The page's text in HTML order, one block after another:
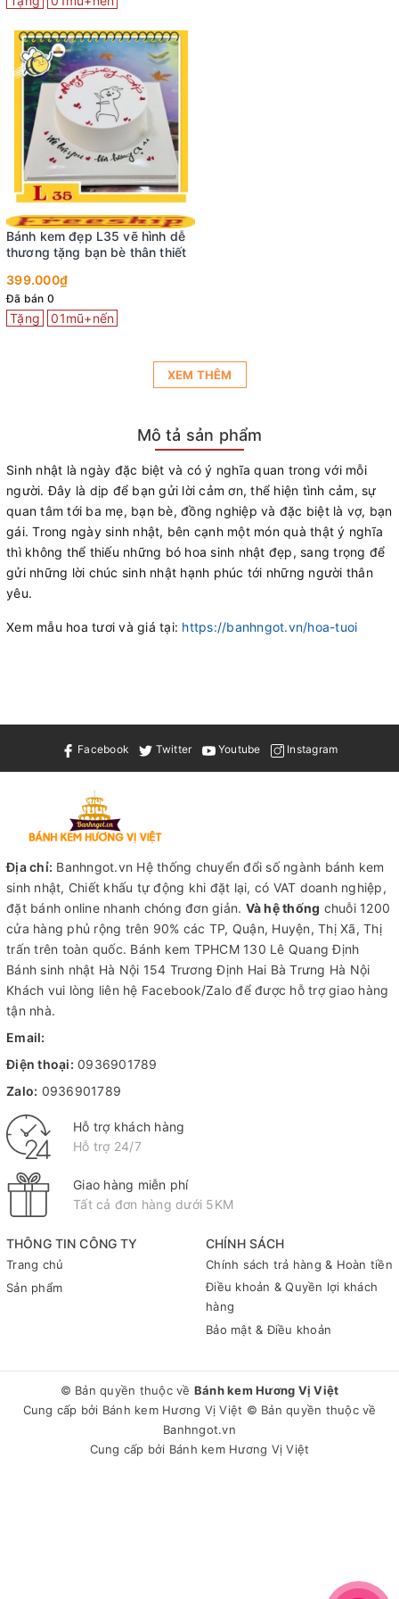
Bánh kem đẹp L35 vẽ hình dễ
thương tặng bạn bè thân thiết
399.000₫
Đã bán 0
Tặng 01mũ+nến
XEM THÊM
Mô tả sản phẩm
Sinh nhật là ngày đặc biệt và có ý nghĩa quan trong với mỗi
người. Đây là dịp để bạn gửi lời cảm ơn, thể hiện tình cảm, sự
quan tâm tới ba mẹ, bạn bè, đồng nghiệp và đặc biệt là vợ, bạn
gái. Trong ngày sinh nhật, bên cạnh một món quà thật ý nghĩa
thì không thể thiếu những bó hoa sinh nhật đẹp, sang trọng để
gửi những lời chúc sinh nhật hạnh phúc tới những người thân
yêu.
Xem mẫu hoa tươi và giá tại: https://banhngot.vn/hoa-tuoi
Facebook Twitter Youtube Instagram
THÔNG TIN CÔNG TY
Trang chủ
Sản phẩm
CHÍNH SÁCH
Chính sách trả hàng & Hoàn tiền
Điều khoản & Quyền lợi khách
hàng
Bảo mật & Điều khoản
Địa chỉ: Banhngot.vn Hệ thống chuyển đổi số ngành bánh kem
sinh nhật, Chiết khấu tự động khi đặt lại, có VAT doanh nghiệp,
đặt bánh online nhanh chóng đơn giản. Và hệ thống chuỗi 1200
cửa hàng phủ rộng trên 90% các TP, Quận, Huyện, Thị Xã, Thị
trấn trên toàn quốc. Bánh kem TPHCM130 Lê Quang Định
Bánh sinh nhật Hà Nội 154 Trương Định Hai Bà Trưng Hà Nội
Khách vui lòng liên hệ Facebook/Zalo để được hỗ trợ giao hàng
tận nhà.
Email:
Điện thoại: 0936901789
Zalo: 0936901789
Hỗ trợ khách hàng
Hỗ trợ 24/7
Giao hàng miễn phí
Tất cả đơn hàng dưới 5KM
© Bản quyền thuộc về Bánh kem Hương Vị Việt
Cung cấp bởi Bánh kem Hương Vị Việt © Bản quyền thuộc về
Banhngot.vn
Cung cấp bởi Bánh kem Hương Vị Việt